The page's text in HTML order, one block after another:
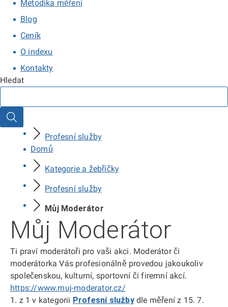
Metodika měření
Blog
Ceník
O indexu
Kontakty
Hledat
Hledat
Profesní služby
Domů
Kategorie a žebříčky
Profesní služby
Můj Moderátor
Můj Moderátor
Ti praví moderátoři pro vaši akci. Moderátor či
moderátorka Vás profesionálně provedou jakoukoliv
společenskou, kulturní, sportovní či firemní akcí.
https://www.muj-moderator.cz/
1. z 1 v kategorii Profesní služby dle měření z 15. 7.